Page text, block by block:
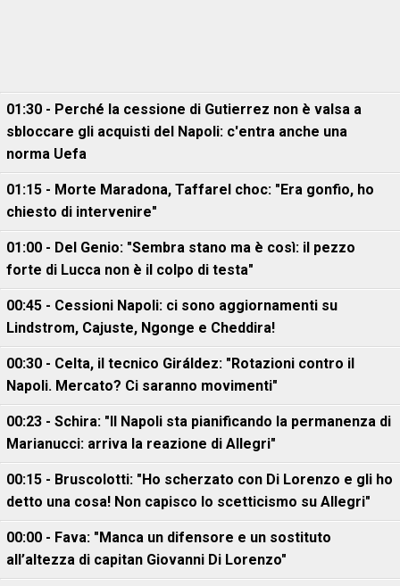
01:30 - Perché la cessione di Gutierrez non è valsa a
sbloccare gli acquisti del Napoli: c'entra anche una
norma Uefa
01:15 - Morte Maradona, Taffarel choc: "Era gonfio, ho
chiesto di intervenire"
01:00 - Del Genio: "Sembra stano ma è così: il pezzo
forte di Lucca non è il colpo di testa"
00:45 - Cessioni Napoli: ci sono aggiornamenti su
Lindstrom, Cajuste, Ngonge e Cheddira!
00:30 - Celta, il tecnico Giráldez: "Rotazioni contro il
Napoli. Mercato? Ci saranno movimenti"
00:23 - Schira: "Il Napoli sta pianificando la permanenza di
Marianucci: arriva la reazione di Allegri"
00:15 - Bruscolotti: "Ho scherzato con Di Lorenzo e gli ho
detto una cosa! Non capisco lo scetticismo su Allegri"
00:00 - Fava: "Manca un difensore e un sostituto
all’altezza di capitan Giovanni Di Lorenzo"